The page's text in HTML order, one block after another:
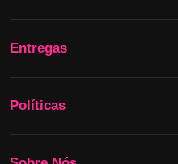
Entregas
Políticas